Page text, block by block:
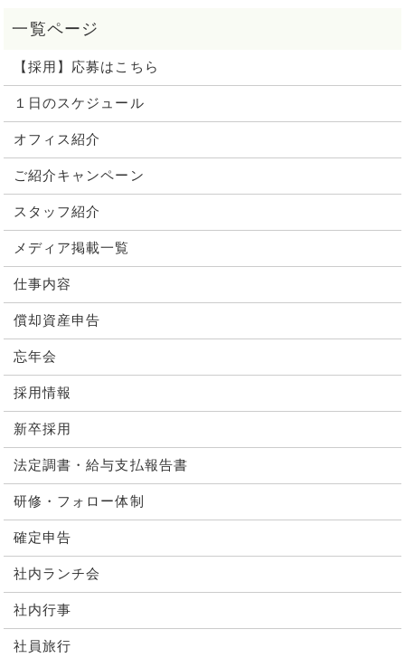
【採用】応募はこちら
１日のスケジュール
オフィス紹介
ご紹介キャンペーン
スタッフ紹介
メディア掲載一覧
仕事内容
償却資産申告
忘年会
採用情報
新卒採用
法定調書・給与支払報告書
研修・フォロー体制
確定申告
社内ランチ会
社内行事
社員旅行